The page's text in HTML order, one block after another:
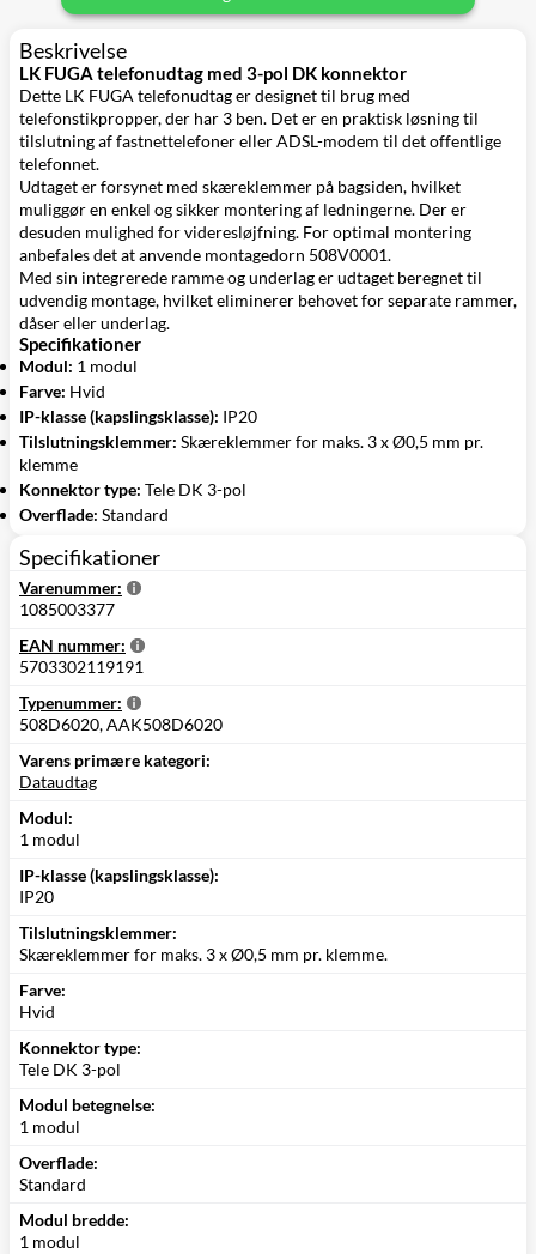
Beskrivelse
LK FUGA telefonudtag med 3-pol DK konnektor
Dette LK FUGA telefonudtag er designet til brug med
telefonstikpropper, der har 3 ben. Det er en praktisk løsning til
tilslutning af fastnettelefoner eller ADSL-modem til det offentlige
telefonnet.
Udtaget er forsynet med skæreklemmer på bagsiden, hvilket
muliggør en enkel og sikker montering af ledningerne. Der er
desuden mulighed for videresløjfning. For optimal montering
anbefales det at anvende montagedorn 508V0001.
Med sin integrerede ramme og underlag er udtaget beregnet til
udvendig montage, hvilket eliminerer behovet for separate rammer,
dåser eller underlag.
Specifikationer
Modul: 1 modul
Farve: Hvid
IP-klasse (kapslingsklasse): IP20
Tilslutningsklemmer: Skæreklemmer for maks. 3 x Ø0,5 mm pr.
klemme
Konnektor type: Tele DK 3-pol
Overflade: Standard
Specifikationer
Varenummer:
1085003377
EAN nummer:
5703302119191
Typenummer:
508D6020, AAK508D6020
Varens primære kategori:
Dataudtag
Modul:
1 modul
IP-klasse (kapslingsklasse):
IP20
Tilslutningsklemmer:
Skæreklemmer for maks. 3 x Ø0,5 mm pr. klemme.
Farve:
Hvid
Konnektor type:
Tele DK 3-pol
Modul betegnelse:
1 modul
Overflade:
Standard
Modul bredde:
1 modul